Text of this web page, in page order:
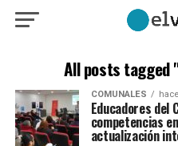
All posts
COMUNALES
Educadores del
competencias
actualización